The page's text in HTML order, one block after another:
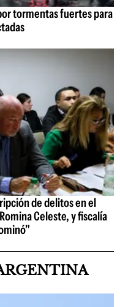
tormentas fuertes para
de delitos en el
Celeste, y fiscalía